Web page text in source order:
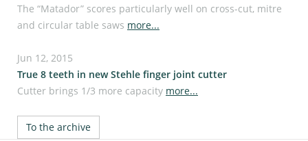
The “Matador” scores particularly well on cross-cut, mitre
and circular table saws more...
Jun 12, 2015
True 8 teeth in new Stehle finger joint cutter
Cutter brings 1/3 more capacity more...
To the archive